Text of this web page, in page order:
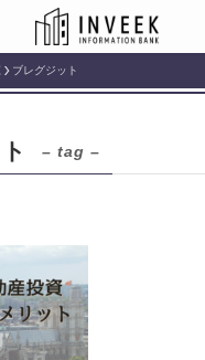
ブレグジット
– tag –